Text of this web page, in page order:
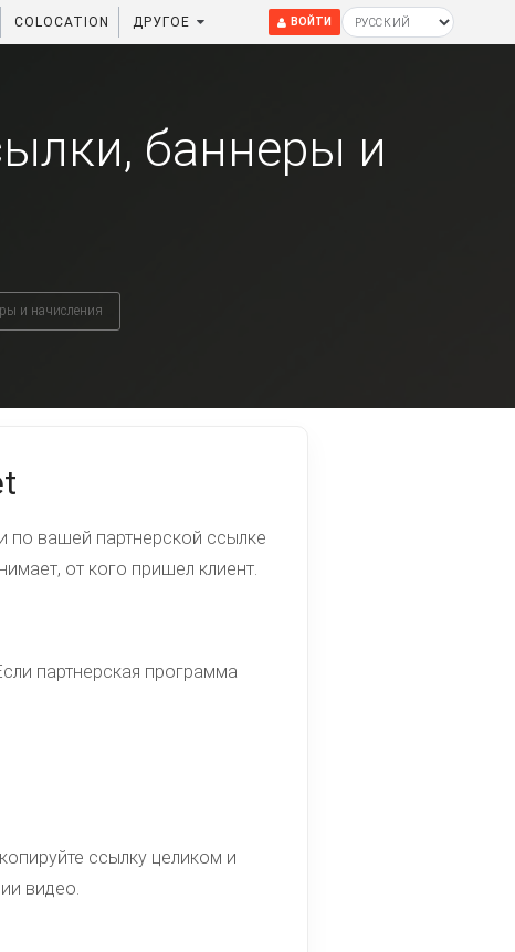
COLOCATION ДРУГОЕ ВОЙТИ
баннеры и
и начисления
по вашей партнерской ссылке
от кого пришел клиент.
партнерская программа
ссылку целиком и
видео.